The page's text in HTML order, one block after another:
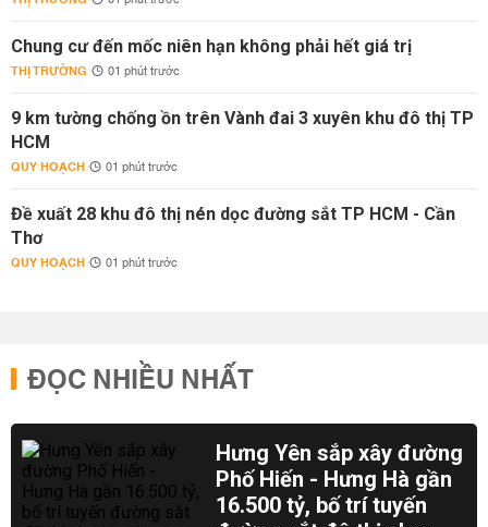
Chung cư đến mốc niên hạn không phải hết giá trị
THỊ TRƯỜNG 01 phút trước
9 km tường chống ồn trên Vành đai 3 xuyên khu đô thị TP
HCM
QUY HOẠCH 01 phút trước
Đề xuất 28 khu đô thị nén dọc đường sắt TP HCM - Cần
Thơ
QUY HOẠCH 01 phút trước
ĐỌC NHIỀU NHẤT
Hưng Yên sắp xây đường
Phố Hiến - Hưng Hà gần
16.500 tỷ, bố trí tuyến